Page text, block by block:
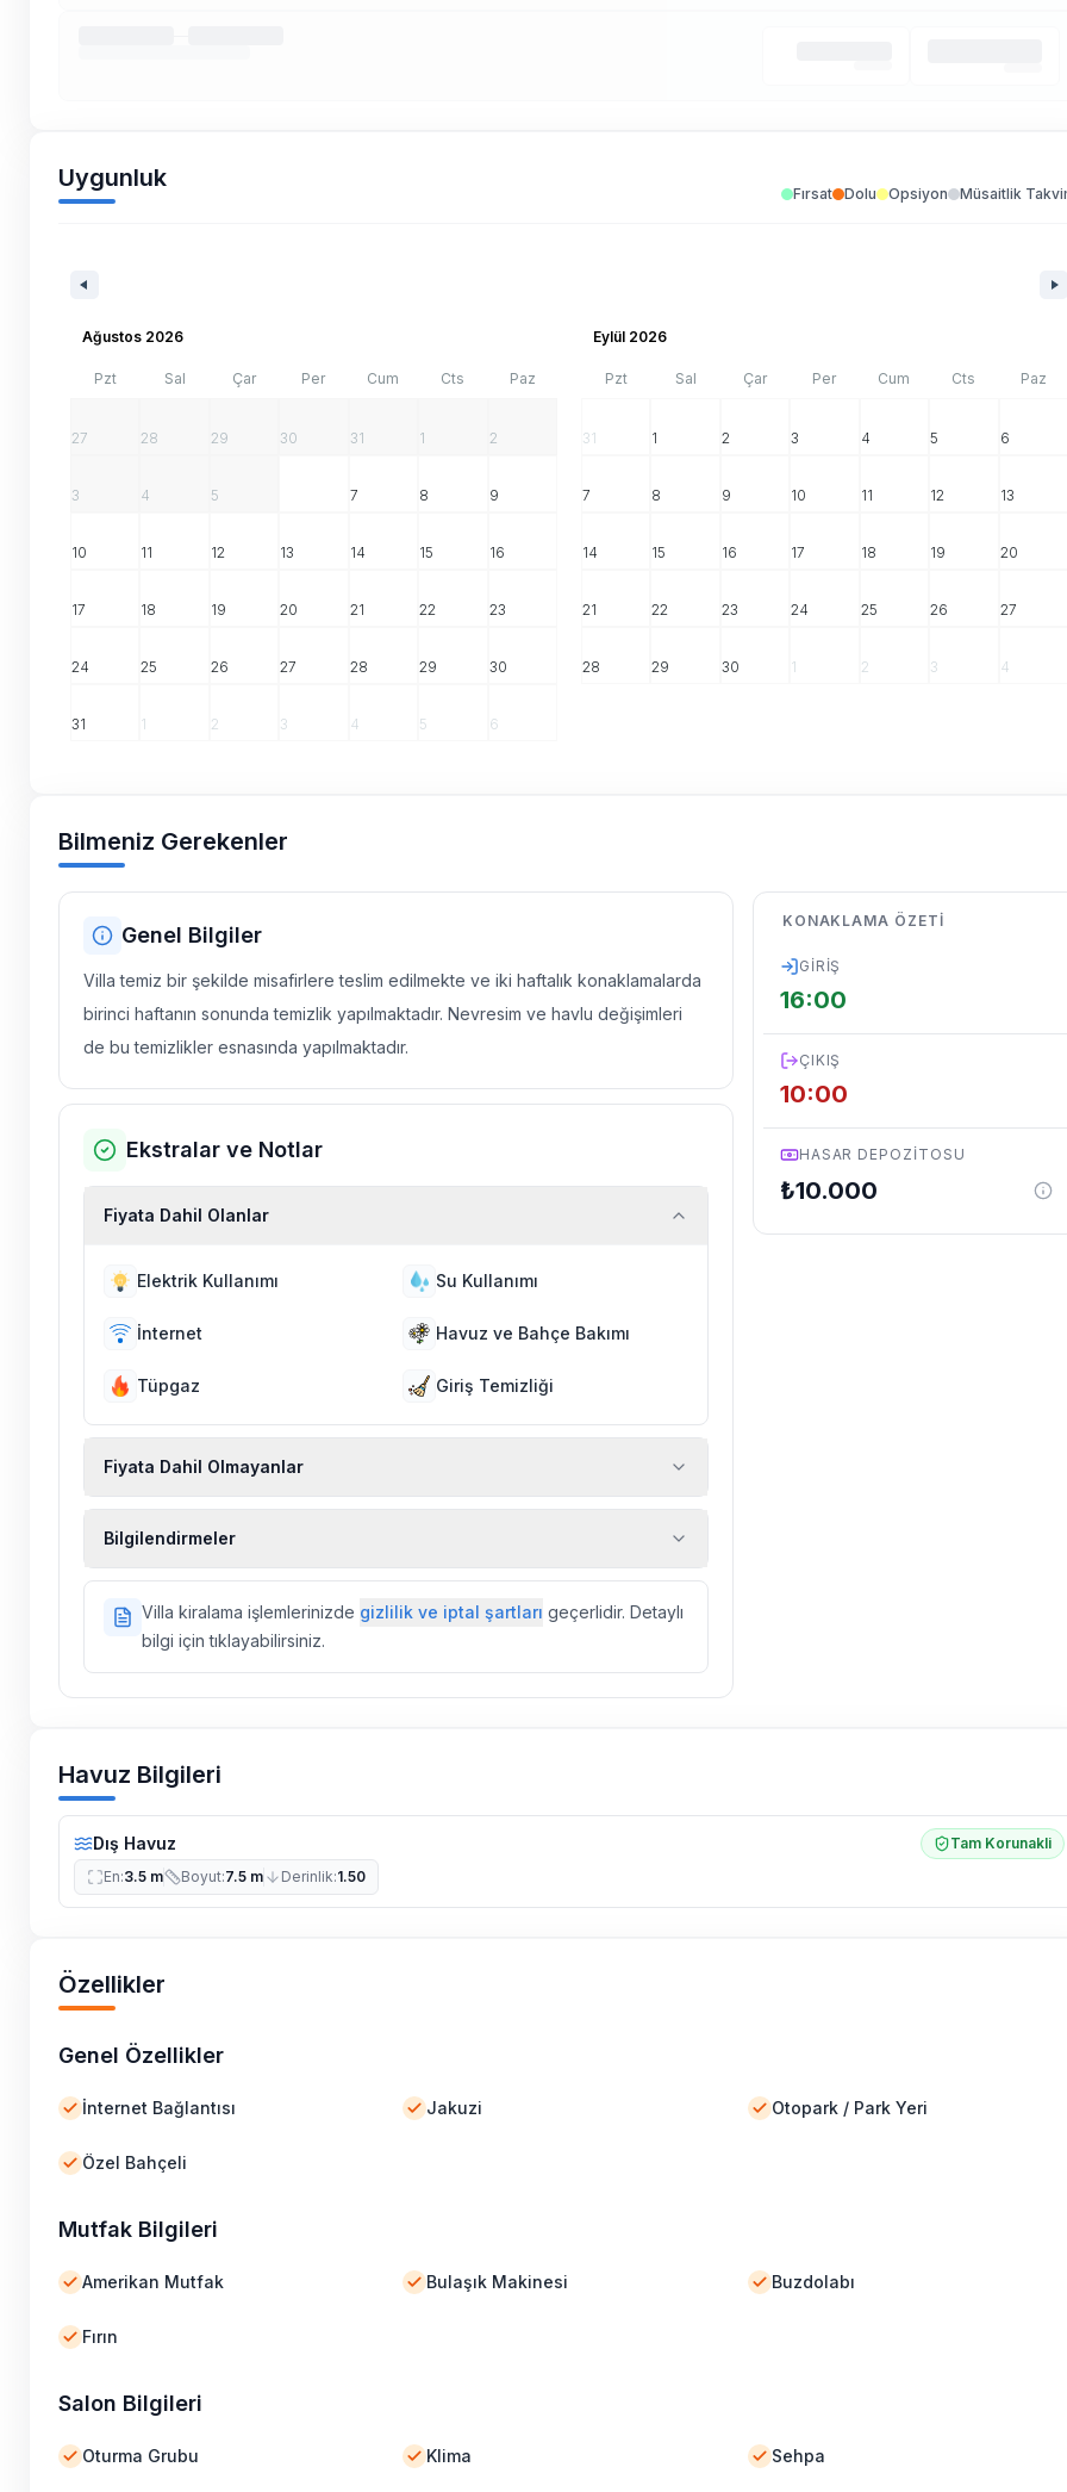
Uygunluk
Fırsat Dolu Opsiyon Müsaitlik
Ağustos 2026
Pzt Sal Çar Per Cum Cts Paz
27 28 29 30 31 1 2
3 4 5 7 8 9
10 11 12 13 14 15 16
17 18 19 20 21 22 23
24 25 26 27 28 29 30
31 1 2 3 4 5 6
Eylül 2026
Pzt Sal Çar Per Cum Cts Paz
31 1 2 3 4 5 6
7 8 9 10 11 12 13
14 15 16 17 18 19 20
21 22 23 24 25 26 27
28 29 30 1 2 3 4
Bilmeniz Gerekenler
Genel Bilgiler
Villa temiz bir şekilde misafirlere teslim edilmekte ve iki haftalık konaklamalarda
birinci haftanın sonunda temizlik yapılmaktadır. Nevresim ve havlu değişimleri
de bu temizlikler esnasında yapılmaktadır.
Ekstralar ve Notlar
Fiyata Dahil Olanlar
Elektrik Kullanımı Su Kullanımı
İnternet Havuz ve Bahçe Bakımı
Tüpgaz Giriş Temizliği
Fiyata Dahil Olmayanlar
Bilgilendirmeler
ilaçlama yapılmaktadır. Buna rağmen çevrede kelebek, böcek, sinek
vs. bulunma ihtimali vardır.
Villalarımızın bulunmuş olduğu bölgelerde dönemsel olarak altyapı
Villa kiralama işlemlerinizde gizlilik ve iptal şartları geçerlidir. Detaylı
bilgi için tıklayabilirsiniz.
KONAKLAMA ÖZETI
GIRIŞ
16:00
ÇIKIŞ
10:00
HASAR DEPOZITOSU
₺10.000
Havuz Bilgileri
Dış Havuz
Tam Korunakli
En:3.5 m Boyut:7.5 m Derinlik:1.50
Özellikler
Genel Özellikler
İnternet Bağlantısı Jakuzi Otopark / Park Yeri
Özel Bahçeli
Mutfak Bilgileri
Amerikan Mutfak Bulaşık Makinesi Buzdolabı
Fırın
Salon Bilgileri
Oturma Grubu Klima Sehpa